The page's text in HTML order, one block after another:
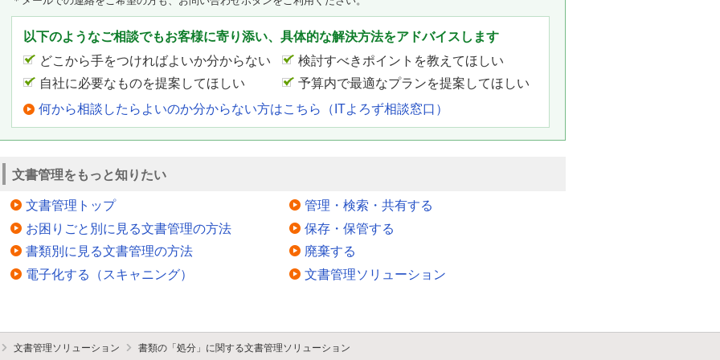
以下のようなご相談でもお客様に寄り添い、具体的な解決方法をアドバイスします
どこから手をつければよいか分からない
検討すべきポイントを教えてほしい
自社に必要なものを提案してほしい
予算内で最適なプランを提案してほしい
何から相談したらよいのか分からない方はこちら（ITよろず相談窓口）
文書管理をもっと知りたい
文書管理トップ
お困りごと別に見る文書管理の方法
書類別に見る文書管理の方法
電子化する（スキャニング）
管理・検索・共有する
保存・保管する
廃棄する
文書管理ソリューション
文書管理ソリューション 書類の「処分」に関する文書管理ソリューション